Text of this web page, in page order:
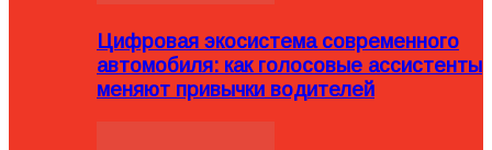
Цифровая экосистема современного
автомобиля: как голосовые ассистенты
меняют привычки водителей